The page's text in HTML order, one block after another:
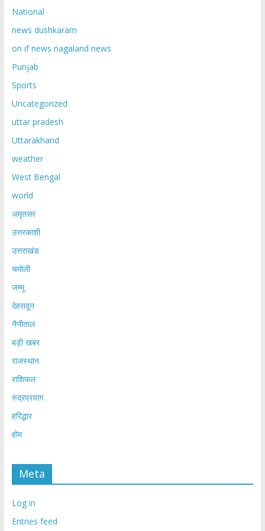
National
news dushkaram
on if news nagaland news
Punjab
Sports
Uncategorized
uttar pradesh
Uttarakhand
weather
West Bengal
world
अमृतसर
उत्तरकाशी
उत्तराखंड
चमोली
जम्मू
देहरादून
नैनीताल
बड़ी खबर
राजस्थान
राशिफल
रुद्रप्रयाग
हरिद्धार
होम
Meta
Log in
Entries feed